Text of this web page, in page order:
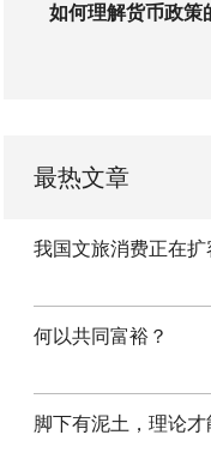
如何理解货币政策
最热文章
我国文旅消费正在扩
何以共同富裕？
脚下有泥土，理论